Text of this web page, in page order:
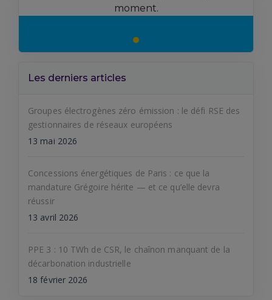
moment.
Les derniers articles
Groupes électrogènes zéro émission : le défi RSE des
gestionnaires de réseaux européens
13 mai 2026
Concessions énergétiques de Paris : ce que la
mandature Grégoire hérite — et ce qu’elle devra
réussir
13 avril 2026
PPE 3 : 10 TWh de CSR, le chaînon manquant de la
décarbonation industrielle
18 février 2026